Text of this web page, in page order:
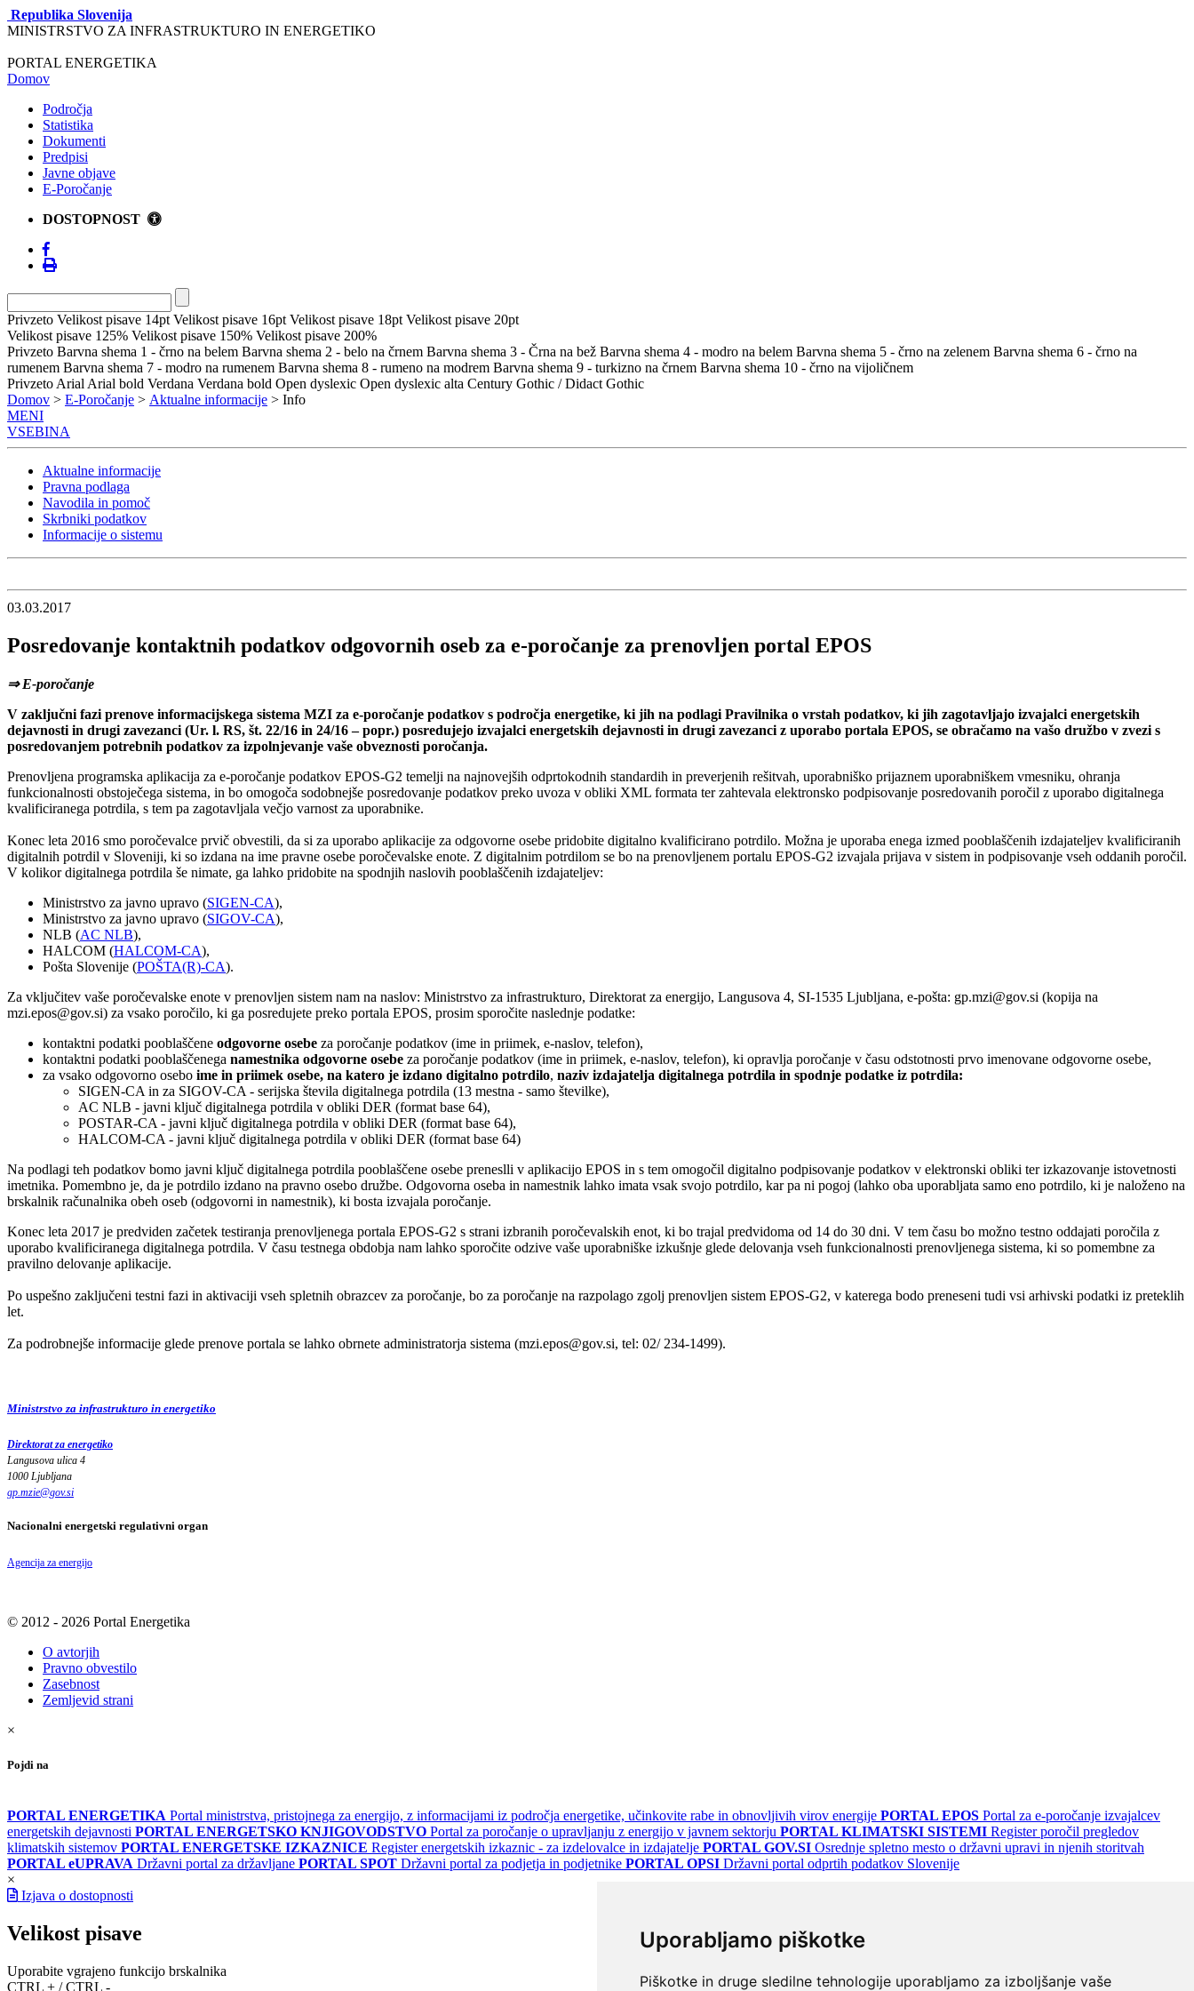
Uporabljamo piškotke
Piškotke in druge sledilne tehnologije uporabljamo za izboljšanje vaše
Republika Slovenija
MINISTRSTVO ZA INFRASTRUKTURO IN ENERGETIKO
PORTAL ENERGETIKA
Domov
Področja
Statistika
Dokumenti
Predpisi
Javne objave
E-Poročanje
DOSTOPNOST
Privzeto Velikost pisave 14pt Velikost pisave 16pt Velikost pisave 18pt Velikost pisave 20pt
Velikost pisave 125% Velikost pisave 150% Velikost pisave 200%
Privzeto Barvna shema 1 - črno na belem Barvna shema 2 - belo na črnem Barvna shema 3 - Črna na bež Barvna shema 4 - modro na belem Barvna shema 5 - črno na zelenem Barvna shema 6 - črno na
rumenem Barvna shema 7 - modro na rumenem Barvna shema 8 - rumeno na modrem Barvna shema 9 - turkizno na črnem Barvna shema 10 - črno na vijoličnem
Privzeto Arial Arial bold Verdana Verdana bold Open dyslexic Open dyslexic alta Century Gothic / Didact Gothic
Domov > E-Poročanje > Aktualne informacije > Info
MENI
VSEBINA
Aktualne informacije
Pravna podlaga
Navodila in pomoč
Skrbniki podatkov
Informacije o sistemu
03.03.2017
Posredovanje kontaktnih podatkov odgovornih oseb za e-poročanje za prenovljen portal EPOS
⇒ E-poročanje
V zaključni fazi prenove informacijskega sistema MZI za e-poročanje podatkov s področja energetike, ki jih na podlagi Pravilnika o vrstah podatkov, ki jih zagotavljajo izvajalci energetskih
dejavnosti in drugi zavezanci (Ur. l. RS, št. 22/16 in 24/16 – popr.) posredujejo izvajalci energetskih dejavnosti in drugi zavezanci z uporabo portala EPOS, se obračamo na vašo družbo v zvezi s
posredovanjem potrebnih podatkov za izpolnjevanje vaše obveznosti poročanja.
Prenovljena programska aplikacija za e-poročanje podatkov EPOS-G2 temelji na najnovejših odprtokodnih standardih in preverjenih rešitvah, uporabniško prijaznem uporabniškem vmesniku, ohranja
funkcionalnosti obstoječega sistema, in bo omogoča sodobnejše posredovanje podatkov preko uvoza v obliki XML formata ter zahtevala elektronsko podpisovanje posredovanih poročil z uporabo digitalnega
kvalificiranega potrdila, s tem pa zagotavljala večjo varnost za uporabnike.
Konec leta 2016 smo poročevalce prvič obvestili, da si za uporabo aplikacije za odgovorne osebe pridobite digitalno kvalificirano potrdilo. Možna je uporaba enega izmed pooblaščenih izdajateljev kvalificiranih
digitalnih potrdil v Sloveniji, ki so izdana na ime pravne osebe poročevalske enote. Z digitalnim potrdilom se bo na prenovljenem portalu EPOS-G2 izvajala prijava v sistem in podpisovanje vseh oddanih poročil.
V kolikor digitalnega potrdila še nimate, ga lahko pridobite na spodnjih naslovih pooblaščenih izdajateljev:
Ministrstvo za javno upravo (SIGEN-CA),
Ministrstvo za javno upravo (SIGOV-CA),
NLB (AC NLB),
HALCOM (HALCOM-CA),
Pošta Slovenije (POŠTA(R)-CA).
Za vključitev vaše poročevalske enote v prenovljen sistem nam na naslov: Ministrstvo za infrastrukturo, Direktorat za energijo, Langusova 4, SI-1535 Ljubljana, e-pošta: gp.mzi@gov.si (kopija na
mzi.epos@gov.si) za vsako poročilo, ki ga posredujete preko portala EPOS, prosim sporočite naslednje podatke:
kontaktni podatki pooblaščene odgovorne osebe za poročanje podatkov (ime in priimek, e-naslov, telefon),
kontaktni podatki pooblaščenega namestnika odgovorne osebe za poročanje podatkov (ime in priimek, e-naslov, telefon), ki opravlja poročanje v času odstotnosti prvo imenovane odgovorne osebe,
za vsako odgovorno osebo ime in priimek osebe, na katero je izdano digitalno potrdilo, naziv izdajatelja digitalnega potrdila in spodnje podatke iz potrdila:
SIGEN-CA in za SIGOV-CA - serijska števila digitalnega potrdila (13 mestna - samo številke),
AC NLB - javni ključ digitalnega potrdila v obliki DER (format base 64),
POSTAR-CA - javni ključ digitalnega potrdila v obliki DER (format base 64),
HALCOM-CA - javni ključ digitalnega potrdila v obliki DER (format base 64)
Na podlagi teh podatkov bomo javni ključ digitalnega potrdila pooblaščene osebe preneslli v aplikacijo EPOS in s tem omogočil digitalno podpisovanje podatkov v elektronski obliki ter izkazovanje istovetnosti
imetnika. Pomembno je, da je potrdilo izdano na pravno osebo družbe. Odgovorna oseba in namestnik lahko imata vsak svojo potrdilo, kar pa ni pogoj (lahko oba uporabljata samo eno potrdilo, ki je naloženo na
brskalnik računalnika obeh oseb (odgovorni in namestnik), ki bosta izvajala poročanje.
Konec leta 2017 je predviden začetek testiranja prenovljenega portala EPOS-G2 s strani izbranih poročevalskih enot, ki bo trajal predvidoma od 14 do 30 dni. V tem času bo možno testno oddajati poročila z
uporabo kvalificiranega digitalnega potrdila. V času testnega obdobja nam lahko sporočite odzive vaše uporabniške izkušnje glede delovanja vseh funkcionalnosti prenovljenega sistema, ki so pomembne za
pravilno delovanje aplikacije.
Po uspešno zaključeni testni fazi in aktivaciji vseh spletnih obrazcev za poročanje, bo za poročanje na razpolago zgolj prenovljen sistem EPOS-G2, v katerega bodo preneseni tudi vsi arhivski podatki iz preteklih
let.
Za podrobnejše informacije glede prenove portala se lahko obrnete administratorja sistema (mzi.epos@gov.si, tel: 02/ 234-1499).
Ministrstvo za infrastrukturo in energetiko
Direktorat za energetiko
Langusova ulica 4
1000 Ljubljana
gp.mzie@gov.si
Nacionalni energetski regulativni organ
Agencija za energijo
© 2012 - 2026 Portal Energetika
O avtorjih
Pravno obvestilo
Zasebnost
Zemljevid strani
×
Pojdi na
PORTAL ENERGETIKA Portal ministrstva, pristojnega za energijo, z informacijami iz področja energetike, učinkovite rabe in obnovljivih virov energije PORTAL EPOS Portal za e-poročanje izvajalcev
energetskih dejavnosti PORTAL ENERGETSKO KNJIGOVODSTVO Portal za poročanje o upravljanju z energijo v javnem sektorju PORTAL KLIMATSKI SISTEMI Register poročil pregledov
klimatskih sistemov PORTAL ENERGETSKE IZKAZNICE Register energetskih izkaznic - za izdelovalce in izdajatelje PORTAL GOV.SI Osrednje spletno mesto o državni upravi in njenih storitvah
PORTAL eUPRAVA Državni portal za državljane PORTAL SPOT Državni portal za podjetja in podjetnike PORTAL OPSI Državni portal odprtih podatkov Slovenije
×
Izjava o dostopnosti
Velikost pisave
Uporabite vgrajeno funkcijo brskalnika
CTRL + / CTRL -